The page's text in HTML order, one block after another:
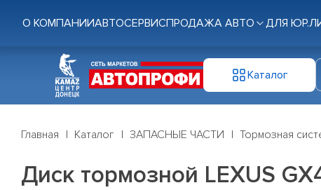
О КОМПАНИИАВТОСЕРВИСПРОДАЖА АВТО ДЛЯ
Каталог
Главная Каталог ЗАПАСНЫЕ ЧАСТИ Тормозная
Диск тормозной LEXUS